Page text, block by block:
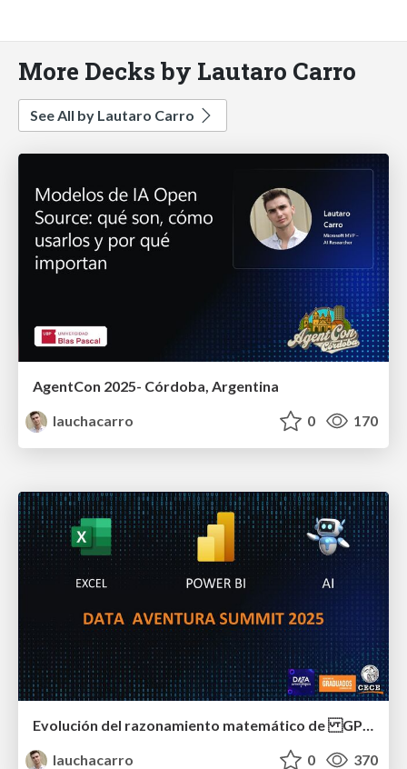
More Decks by Lautaro Carro
See All by Lautaro Carro
AgentCon 2025- Córdoba, Argentina
lauchacarro
0 170
lauchacarro
0 370